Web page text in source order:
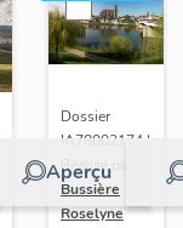
Aperçu
Dossier
IA78002174 |
Réalisé par
Bussière
Roselyne